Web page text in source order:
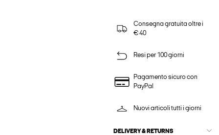
Consegna gratuita oltre i
€ 40
Resi per 100 giorni
Pagamento sicuro con
PayPal
Nuovi articoli tutti i giorni
DELIVERY & RETURNS